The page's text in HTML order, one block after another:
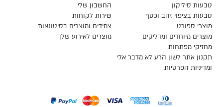
טבעות סיליקון
טבעות בציפוי זהב וכסף
מוצרי ספורט
מוצרים מיוחדים ומדליקים
מחזיקי מפתחות
תקנון אתר לשון הרע לא מדבר אלי
ומדיניות הפרטיות
החשבון שלי
שירות לקוחות
צמידים ומוצרים בסיטונאות
מוצרים לאירוע שלך